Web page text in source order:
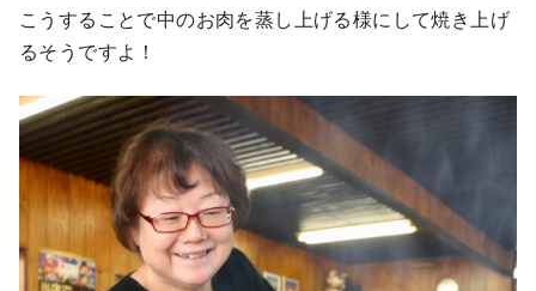
こうすることで中のお肉を蒸し上げる様にして焼き上げ
るそうですよ！